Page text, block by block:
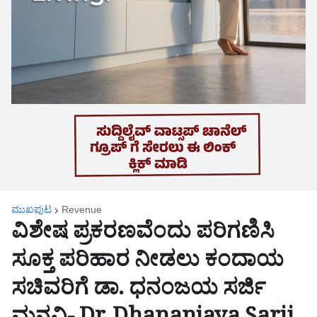
ಮುಖಪುಟ Revenue
ವಿಶೇಷ ಪ್ರಕರಣವೆಂದು ಪರಿಗಣಿಸಿ
ಸೂಕ್ತ ಪರಿಹಾರ ನೀಡಲು ಕಂದಾಯ
ಸಚಿವರಿಗೆ ಡಾ. ಧನಂಜಯ ಸರ್ಜಿ